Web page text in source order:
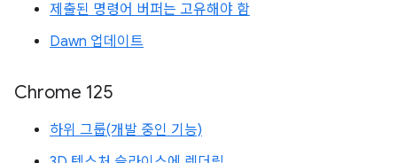
제출된 명령어 버퍼는 고유해야 함
Dawn 업데이트
Chrome 125
하위 그룹(개발 중인 기능)